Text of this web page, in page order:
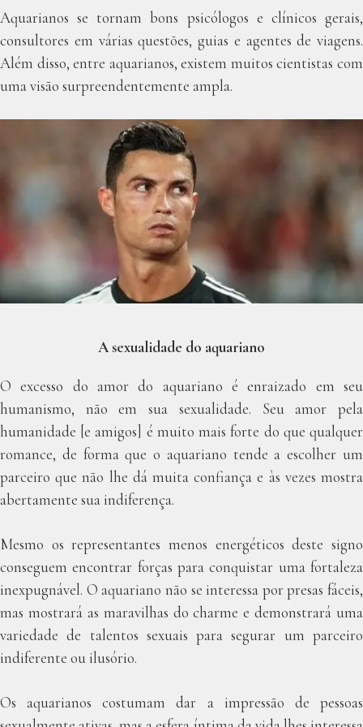
Aquarianos se tornam bons psicólogos e clínicos gerais,
consultores em várias questões, guias e agentes de viagens.
Além disso, entre aquarianos, existem muitos cientistas com
uma visão surpreendentemente ampla.
A sexualidade do aquariano
O excesso do amor do aquariano é enraizado em seu
humanismo, não em sua sexualidade. Seu amor pela
humanidade [e amigos] é muito mais forte do que qualquer
romance, de forma que o aquariano tende a escolher um
parceiro que não lhe dá muita confiança e às vezes mostra
abertamente sua indiferença.
Mesmo os representantes menos energéticos deste signo
conseguem encontrar forças para conquistar uma fortaleza
inexpugnável. O aquariano não se interessa por presas fáceis,
mas mostrará as maravilhas do charme e demonstrará uma
variedade de talentos sexuais para segurar um parceiro
indiferente ou ilusório.
Os aquarianos costumam dar a impressão de pessoas